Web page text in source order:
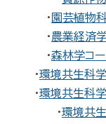
・ 園芸植物
・農業経済
・森林学コ
・環境共生科
・環境共生科学
・環境共